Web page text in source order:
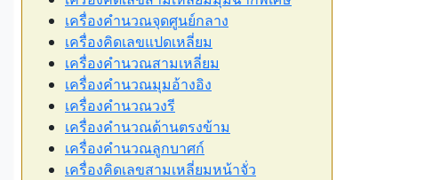
เครื่องคำนวณจุดศูนย์กลาง
เครื่องคิดเลขแปดเหลี่ยม
เครื่องคำนวณสามเหลี่ยม
เครื่องคำนวณมุมอ้างอิง
เครื่องคำนวณวงรี
เครื่องคำนวณด้านตรงข้าม
เครื่องคำนวณลูกบาศก์
เครื่องคิดเลขสามเหลี่ยมหน้าจั่ว